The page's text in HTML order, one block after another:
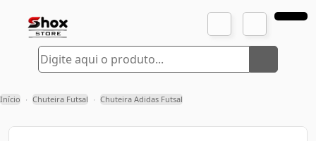
Início › Chuteira Futsal › Chuteira Adidas Futsal